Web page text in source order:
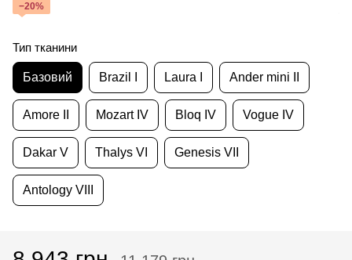
−20%
Тип тканини
Базовий Brazil I Laura I Ander mini II
Amore II Mozart IV Bloq IV Vogue IV
Dakar V Thalys VI Genesis VII
Antology VIII